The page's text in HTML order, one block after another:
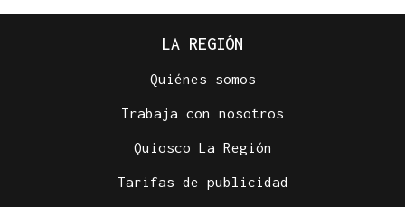
LA REGIÓN
Quiénes somos
Trabaja con nosotros
Quiosco La Región
Tarifas de publicidad